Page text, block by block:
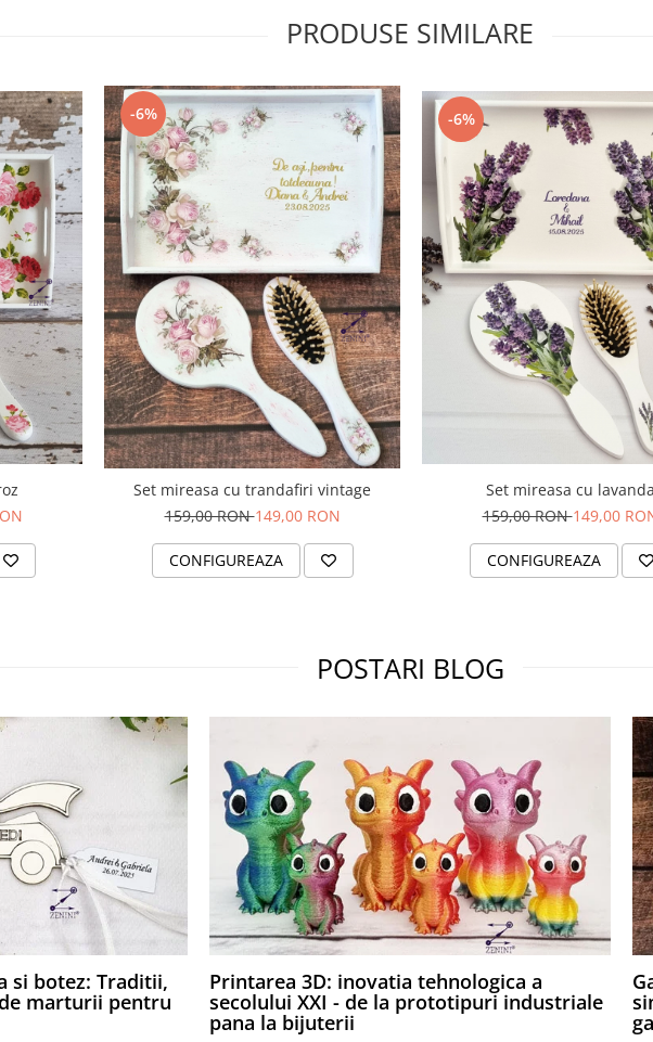
PRODUSE SIMILARE
-6%
Set mireasa cu trandafiri vintage
159,00 RON149,00 RON
CONFIGUREAZA
-6%
Set mireasa cu
159,00 RON149,00
CONFIGUREAZA
POSTARI BLOG
si botez: Traditii,
marturii pentru
Printarea 3D: inovatia tehnologica a
secolului XXI - de la prototipuri industriale
pana la bijuterii